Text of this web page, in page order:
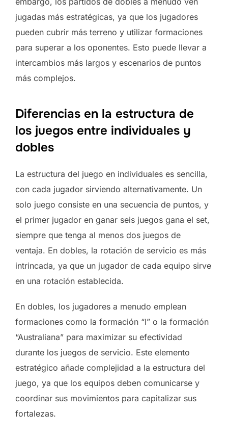
jugadas más estratégicas, ya que los jugadores
pueden cubrir más terreno y utilizar formaciones
para superar a los oponentes. Esto puede llevar a
intercambios más largos y escenarios de puntos
más complejos.
Diferencias en la estructura de
los juegos entre individuales y
dobles
La estructura del juego en individuales es sencilla,
con cada jugador sirviendo alternativamente. Un
solo juego consiste en una secuencia de puntos, y
el primer jugador en ganar seis juegos gana el set,
siempre que tenga al menos dos juegos de
ventaja. En dobles, la rotación de servicio es más
intrincada, ya que un jugador de cada equipo sirve
en una rotación establecida.
En dobles, los jugadores a menudo emplean
formaciones como la formación “I” o la formación
“Australiana” para maximizar su efectividad
durante los juegos de servicio. Este elemento
estratégico añade complejidad a la estructura del
juego, ya que los equipos deben comunicarse y
coordinar sus movimientos para capitalizar sus
fortalezas.